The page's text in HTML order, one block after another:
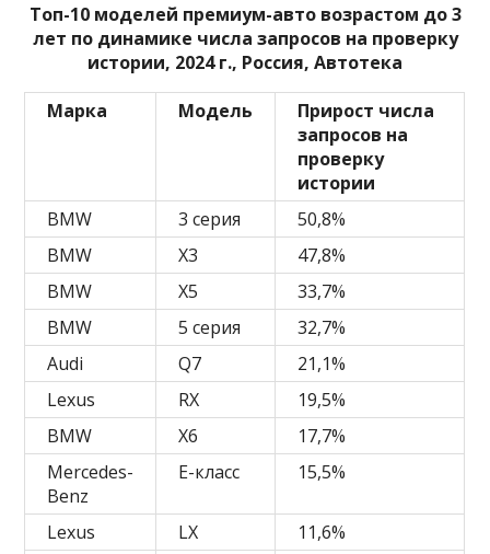
Топ-10 моделей премиум-авто возрастом до 3
лет по динамике числа запросов на проверку
истории, 2024 г., Россия, Автотека
Марка
Модель
Прирост числа
запросов на
проверку
истории
BMW
3 серия
50,8%
BMW
X3
47,8%
BMW
X5
33,7%
BMW
5 серия
32,7%
Audi
Q7
21,1%
Lexus
RX
19,5%
BMW
X6
17,7%
Mercedes-
Benz
E-класс 15,5%
Lexus LX
11,6%